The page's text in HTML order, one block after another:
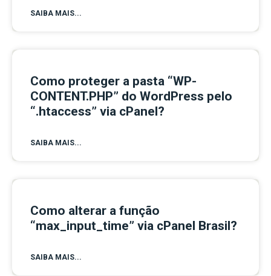
SAIBA MAIS...
Como proteger a pasta “WP-
CONTENT.PHP” do WordPress pelo
“.htaccess” via cPanel?
SAIBA MAIS...
Como alterar a função
“max_input_time” via cPanel Brasil?
SAIBA MAIS...